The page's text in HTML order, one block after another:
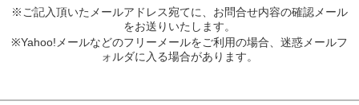
※ご記入頂いたメールアドレス宛てに、お問合せ内容の確認メール
をお送りいたします。
※Yahoo!メールなどのフリーメールをご利用の場合、迷惑メールフ
ォルダに入る場合があります。